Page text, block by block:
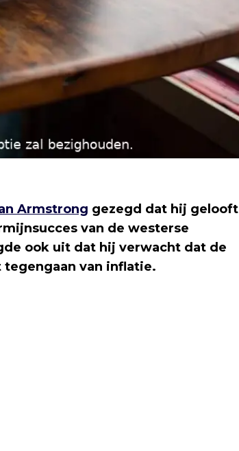
Armstrong gezegd dat hij gelooft
van de westerse
ook uit dat hij verwacht dat de
van inflatie.